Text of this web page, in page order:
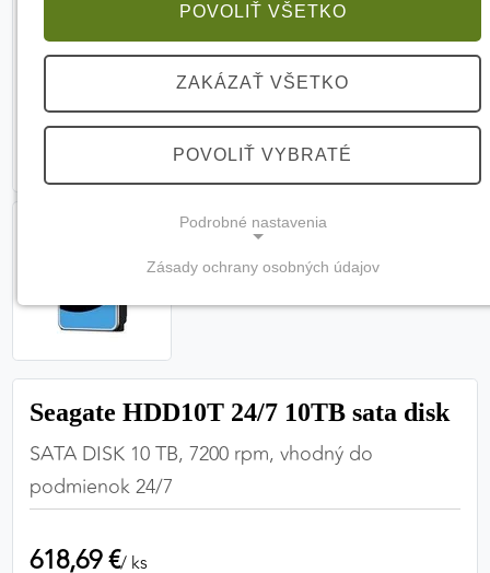
Seagate HDD10T 24/7 10TB sata disk
SATA DISK 10 TB, 7200 rpm, vhodný do
podmienok 24/7
618,69 €/ ks
POVOLIŤ VŠETKO
ZAKÁZAŤ VŠETKO
POVOLIŤ VYBRATÉ
Podrobné nastavenia
(vždy aktívne, nemožno vypnúť)
Tieto cookies sú potrebné na správne fungovanie
zabezpečiť jej plnú funkčnosť.
Nevyhnutné cookies
PREFERENČNÉ COOKIES
Zásady ochrany osobných údajov